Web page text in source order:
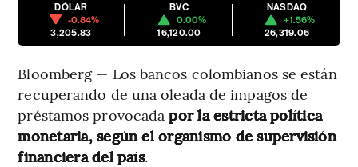
DÓLAR
-0.84%
3,205.83
BVC
0.00%
16,120.00
NASDAQ
+1.56%
26,319.06
Bloomberg — Los bancos colombianos se están
recuperando de una oleada de impagos de
préstamos provocadapor la estricta política
monetaria, según el organismo de supervisión
financiera del país.